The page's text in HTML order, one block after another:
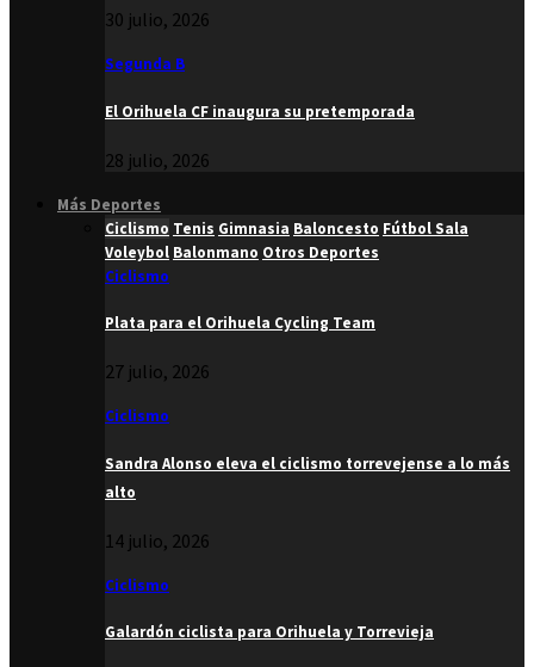
30 julio, 2026
Segunda B
El Orihuela CF inaugura su pretemporada
28 julio, 2026
Más Deportes
Ciclismo Tenis Gimnasia Baloncesto Fútbol Sala
Voleybol Balonmano Otros Deportes
Ciclismo
Plata para el Orihuela Cycling Team
27 julio, 2026
Ciclismo
Sandra Alonso eleva el ciclismo torrevejense a lo más
alto
14 julio, 2026
Ciclismo
Galardón ciclista para Orihuela y Torrevieja